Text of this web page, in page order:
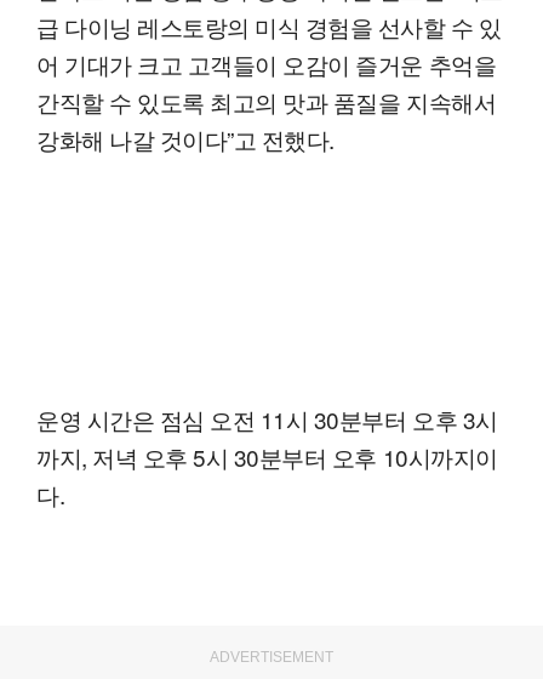
급 다이닝 레스토랑의 미식 경험을 선사할 수 있
어 기대가 크고 고객들이 오감이 즐거운 추억을
간직할 수 있도록 최고의 맛과 품질을 지속해서
강화해 나갈 것이다”고 전했다.
운영 시간은 점심 오전 11시 30분부터 오후 3시
까지, 저녁 오후 5시 30분부터 오후 10시까지이
다.
ADVERTISEMENT